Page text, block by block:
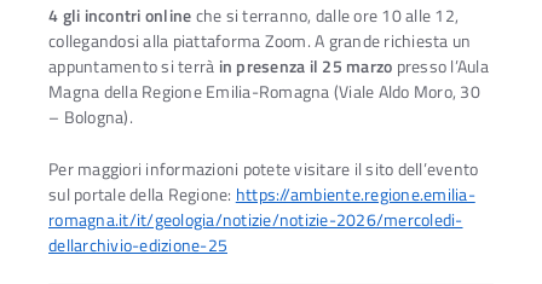
4 gli incontri onlineche si terranno, dalle ore 10 alle 12,
collegandosi alla piattaforma Zoom. A grande richiesta un
appuntamento si terrà in presenza il 25 marzo presso l’Aula
Magna della Regione Emilia-Romagna (Viale Aldo Moro, 30
– Bologna).
Per maggiori informazioni potete visitare il sito dell’evento
sul portale della Regione: https://ambiente.regione.emilia-
romagna.it/it/geologia/notizie/notizie-2026/mercoledi-
dellarchivio-edizione-25